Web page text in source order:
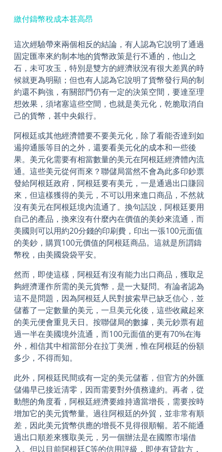
繳付鑄幣稅成本甚高昂
這次經驗帶來兩個相反的結論，有人認為它說明了通過
固定匯率來約制本地的貨幣政策是行不通的，他山之
石，未可攻玉，特別是雙方的經濟狀況有很大差異的時
候就更為明顯；但也有人認為它說明了貨幣發行局的制
約還不夠強，有關部門仍有一定的決策空間，要達至理
想效果，須堵塞這些空間，也就是美元化，乾脆取消自
己的貨幣，甚中央銀行。
阿根廷或其他經濟體要不要美元化，除了看能否達到如
遏抑通脹等目的之外，還要看美元化的成本和一些後
果。美元化需要有相當數量的美元在阿根廷經濟體內流
通。這些美元從何而來？聯儲局當然不會為此多印鈔票
發給阿根廷政府，阿根廷要有美元，一是通過出口賺回
來，但這樣獲得的美元，不可以用來進口商品，不然就
沒有美元在阿根廷境內流通了。換句話說，阿根廷要用
自己的產品，換來沒有什麼內在價值的美鈔來流通，而
美國則可以用約20分錢的印刷費，印出一張100元面值
的美鈔，購買100元價值的阿根廷商品。這就是所謂鑄
幣稅，由美國袋袋平安。
然而，即使這樣，阿根廷有沒有能力出口商品，獲取足
夠經濟運作所需的美元貨幣，是一大疑問。有論者認為
這不是問題，因為阿根廷人民對披索早已缺乏信心，並
儲蓄了一定數量的美元，一旦美元化後，這些收藏起來
的美元便會重見天日。按聯儲局的數據，美元鈔票有超
過一半在美國境外流通，而100元面值的更有70%在海
外，相信其中相當部分在拉丁美洲，惟在阿根廷的份額
多少，不得而知。
此外，阿根廷民間或有一定的美元儲蓄，但官方的外匯
儲備早已接近清零，因而需要對外債務違約。再者，從
動態的角度看，阿根廷經濟要維持適當增長，需要按時
增加它的美元貨幣量。過往阿根廷的外貿，並非常有順
差，因此美元貨幣供應的增長不見得很順暢。若不能通
過出口順差來獲取美元，另一個辦法是在國際市場借
入。但以目前阿根廷C等的信用評級，即使有貸款方，